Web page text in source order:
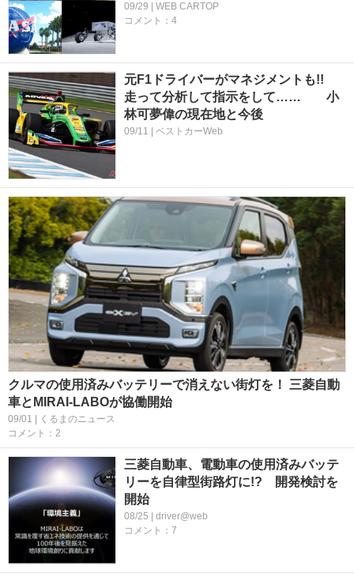
09/29 | WEB CARTOP
コメント：4
元F1ドライバーがマネジメントも!!
走って分析して指示をして…… 小
林可夢偉の現在地と今後
09/11 | ベストカーWeb
クルマの使用済みバッテリーで消えない街灯を！ 三菱自動
車とMIRAI-LABOが協働開始
09/01 | くるまのニュース
コメント：2
三菱自動車、電動車の使用済みバッテ
リーを自律型街路灯に!? 開発検討を
開始
08/25 | driver@web
コメント：7